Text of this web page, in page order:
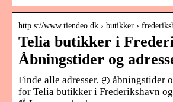
http s://www.tiendeo.dk › butikker ›
Telia butikker i
Åbningstider og
Finde alle adresser, ◴ åbningstider
for Telia butikker i Frederikshavn